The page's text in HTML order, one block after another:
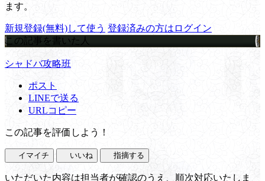
ます。
新規登録(無料)して使う 登録済みの方はログイン
この記事を書いた人
シャドバ攻略班
ポスト
LINEで送る
URLコピー
この記事を評価しよう！
イマイチ いいね 指摘する
いただいた内容は担当者が確認のうえ、順次対応いたしま